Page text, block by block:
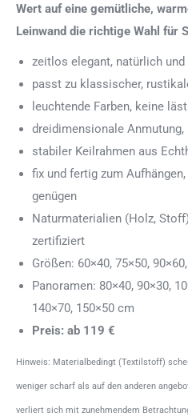
Wert auf eine gemütliche,
Leinwand die richtige Wahl für
zeitlos elegant, natürlich
passt zu klassischer,
leuchtende Farben, keine
dreidimensionale
stabiler Keilrahmen aus
fix und fertig zum
genügen
Naturmaterialien (Holz,
zertifiziert
Größen: 60×40, 75×50,
Panoramen: 80×40, 90×30,
140×70, 150×50 cm
Preis: ab 119 €
Hinweis: Materialbedingt (Textilstoff)
weniger scharf als auf den anderen
verliert sich mit zunehmendem